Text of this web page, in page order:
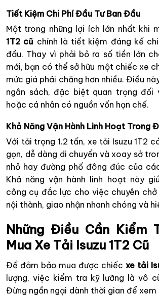
Tiết Kiệm Chi Phí Đầu Tư Ban Đầu
Một trong những lợi ích lớn nhất khi
1T2 cũ chính là tiết kiệm đáng kể
đầu. Thay vì phải bỏ ra số tiền lớn
mới, bạn có thể sở hữu một chiếc xe
mức giá phải chăng hơn nhiều. Điều
ngân sách, đặc biệt quan trọng đối
hoặc cá nhân có nguồn vốn hạn chế.
Khả Năng Vận Hành Linh Hoạt Trong
Với tải trọng 1.2 tấn, xe tải Isuzu 1T2
gọn, dễ dàng di chuyển và xoay sở
nhỏ hay đường phố đông đúc của
Khả năng vận hành linh hoạt này
công cụ đắc lực cho việc chuyên
nội thành, giao nhận nhanh chóng và
Những Điều Cần Kiểm
Mua Xe Tải Isuzu 1T2 Cũ
Để đảm bảo mua được chiếc xe tải
lượng, việc kiểm tra kỹ lưỡng là vô
Đừng ngần ngại dành thời gian để